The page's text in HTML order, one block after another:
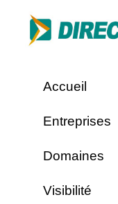
Accueil
Entreprises
Domaines
Visibilité